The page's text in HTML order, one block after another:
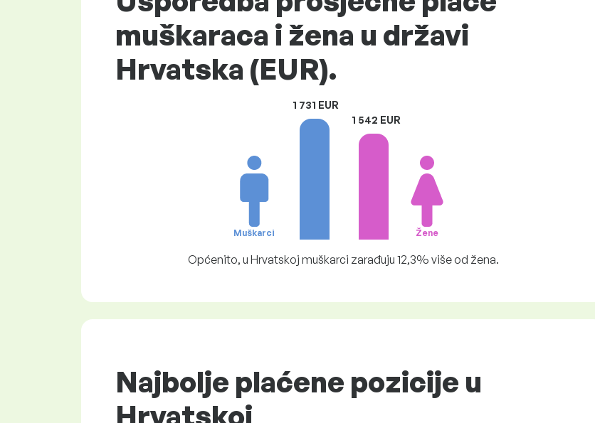
muškaraca i žena u državi
Hrvatska (EUR).
Muškarci
1 731 EUR
1 542 EUR
Žene
Općenito, u Hrvatskoj muškarci zarađuju 12,3% više od žena.
Najbolje plaćene pozicije u
Hrvatskoj